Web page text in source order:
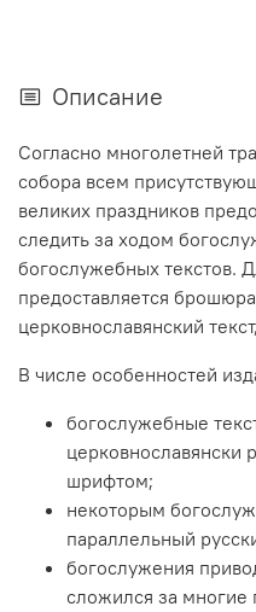
Описание
Согласно многолетней
собора всем
великих праздников
следить за ходом
богослужебных текстов.
предоставляется
церковнославянский
В числе особенностей
богослужебные
церковнославянски
шрифтом;
некоторым
параллельный
богослужения
сложился за